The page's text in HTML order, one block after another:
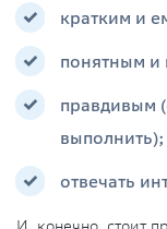
кратким и
понятным и
правдивым
выполнить);
отвечать